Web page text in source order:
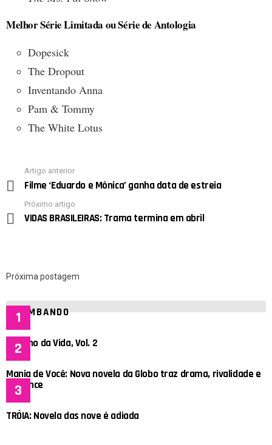
Melhor Série Limitada ou Série de Antologia
Dopesick
The Dropout
Inventando Anna
Pam & Tommy
The White Lotus
more
Artigo anterior
Filme ‘Eduardo e Mônica’ ganha data de estreia
Próximo artigo
VIDAS BRASILEIRAS: Trama termina em abril
Próxima postagem
BOMBANDO
Espelho da Vida, Vol. 2
Mania de Você: Nova novela da Globo traz drama, rivalidade e
romance
TRÓIA: Novela das nove é adiada